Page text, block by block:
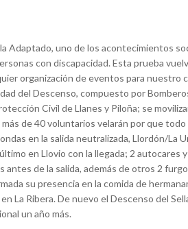
Adaptado, uno de los acontecimientos
con discapacidad. Esta prueba
organización de eventos para nuestro
del Descenso, compuesto por
Civil de Llanes y Piloña; se
de 40 voluntarios velarán por que
en la salida neutralizada, Llordón/La
en Llovio con la llegada; 2 autocares
de la salida, además de otros 2
su presencia en la comida de
La Ribera. De nuevo el Descenso del
un año más.